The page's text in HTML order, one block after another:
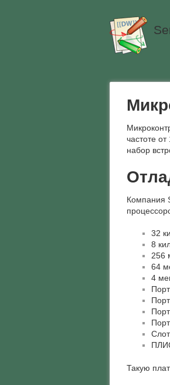
частоте
набор
Компания
32
8
256
64
4
Такую